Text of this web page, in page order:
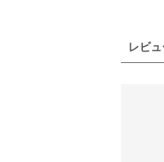
レビ